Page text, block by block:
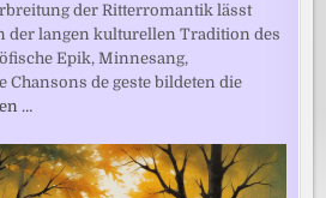
der Ritterromantik lässt
der langen kulturellen Tradition des
Epik, Minnesang,
Chansons de geste bildeten die
…